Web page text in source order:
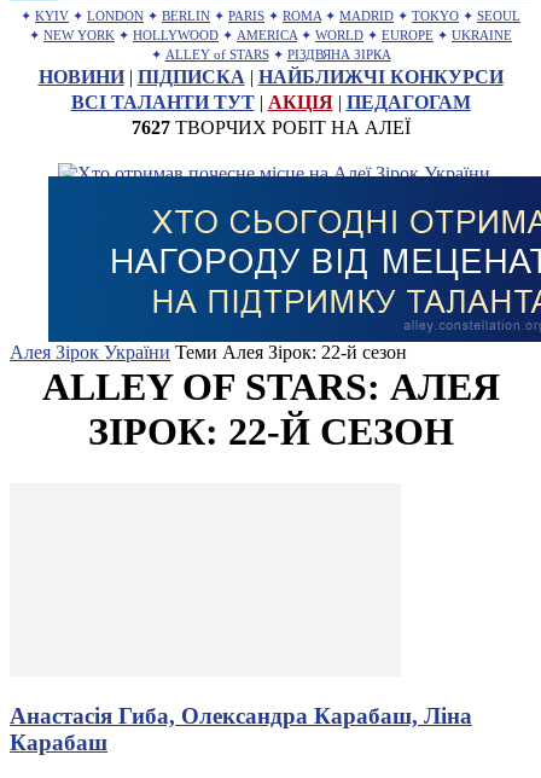
✦ KYIV ✦ LONDON ✦ BERLIN ✦ PARIS ✦ ROMA ✦ MADRID ✦ TOKYO ✦ SEOUL
✦ NEW YORK ✦ HOLLYWOOD ✦ AMERICA ✦ WORLD ✦ EUROPE ✦ UKRAINE
✦ ALLEY of STARS ✦ РІЗДВЯНА ЗІРКА
НОВИНИ| ПІДПИСКА | НАЙБЛИЖЧІ КОНКУРСИ
ВСІ ТАЛАНТИ ТУТ| АКЦІЯ| ПЕДАГОГАМ
7627ТВОРЧИХ РОБІТ НА АЛЕЇ
Алея Зірок України Теми Алея Зірок: 22-й сезон
ALLEY OF STARS: АЛЕЯ
ЗІРОК: 22-Й СЕЗОН
Анастасія Гиба, Олександра Карабаш, Ліна
Карабаш